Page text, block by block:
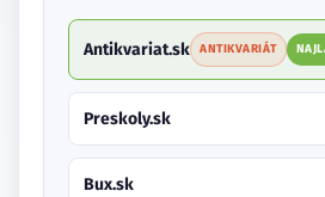
Antikvariat.sk ANTIKVARIÁT
Preskoly.sk
Bux.sk